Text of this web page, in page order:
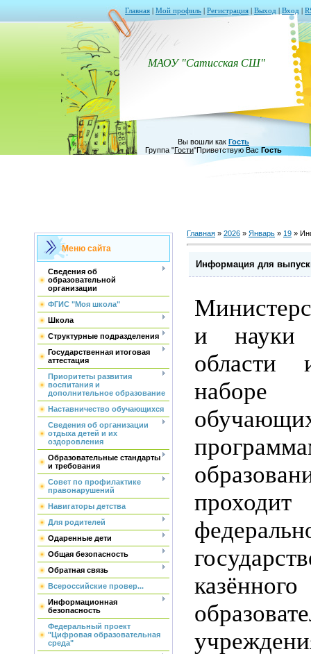
Главная Мой профиль Регистрация Выход Вход
МАОУ "Сатисская СШ"
Вы вошли как Гость
Группа "Гости"Приветствую Вас Гость
Меню сайта
Сведения об
образовательной
организации
ФГИС "Моя школа"
Школа
Структурные подразделения
Государственная итоговая
аттестация
Приоритеты развития
воспитания и
дополнительное образование
Наставничество обучающихся
Сведения об организации
отдыха детей и их
оздоровления
Образовательные стандарты
и требования
Совет по профилактике
правонарушений
Навигаторы детства
Для родителей
Одаренные дети
Общая безопасность
Обратная связь
Всероссийские провер...
Информационная
безопасность
Федеральный проект
"Цифровая образовательная
среда"
Главная » 2026 » Январь » 19 »
Информация для
и науки
области
наборе